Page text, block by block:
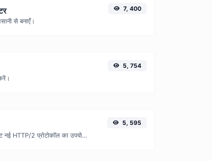
से बनाएँ।
7, 400
5, 754
जाँच करें कि कोई वेबसाइट नई HTTP/2 प्रोटोकॉल का उपयोग कर रही है या नहीं।
5, 595